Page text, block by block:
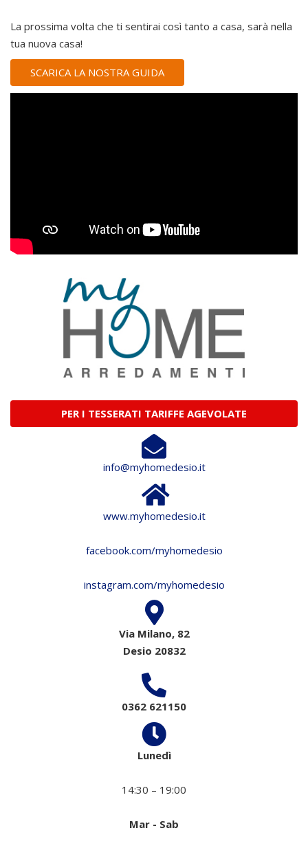
La prossima volta che ti sentirai così tanto a casa, sarà nella
tua nuova casa!
SCARICA LA NOSTRA GUIDA
PER I TESSERATI TARIFFE AGEVOLATE
info@myhomedesio.it
www.myhomedesio.it
facebook.com/myhomedesio
instagram.com/myhomedesio
Via Milano, 82
Desio 20832
0362 621150
Lunedì
14:30 – 19:00
Mar - Sab